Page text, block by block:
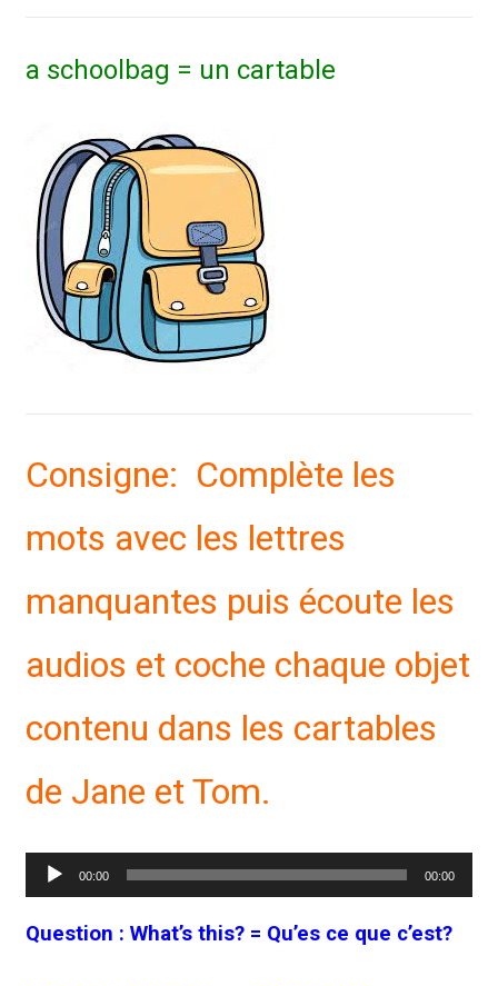
a schoolbag = un cartable
Consigne: Complète les
mots avec les lettres
manquantes puis écoute les
audios et coche chaque objet
contenu dans les cartables
de Jane et Tom.
Lecteur
audio
00:00 00:00
Question : What’s this? = Qu’es ce que c’est?